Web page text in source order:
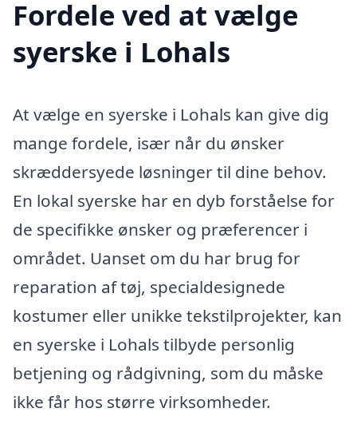
Fordele ved at vælge
syerske i Lohals
At vælge en syerske i Lohals kan give dig
mange fordele, især når du ønsker
skræddersyede løsninger til dine behov.
En lokal syerske har en dyb forståelse for
de specifikke ønsker og præferencer i
området. Uanset om du har brug for
reparation af tøj, specialdesignede
kostumer eller unikke tekstilprojekter, kan
en syerske i Lohals tilbyde personlig
betjening og rådgivning, som du måske
ikke får hos større virksomheder.